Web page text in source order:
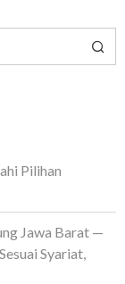
Pilihan
Jawa Barat —
Syariat,